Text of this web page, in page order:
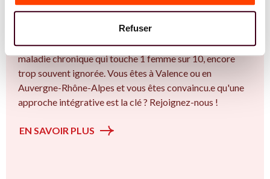
Refuser
Vous êtes Sage Femme spécialiste dans dans
l'accompagnement des femmes et des couples sur la
thématique de la fertilité et particulièrement sur l’ Une
maladie chronique qui touche 1 femme sur 10, encore
trop souvent ignorée. Vous êtes à Valence ou en
Auvergne-Rhône-Alpes et vous êtes convaincu.e qu'une
approche intégrative est la clé ? Rejoignez-nous !
EN SAVOIR PLUS